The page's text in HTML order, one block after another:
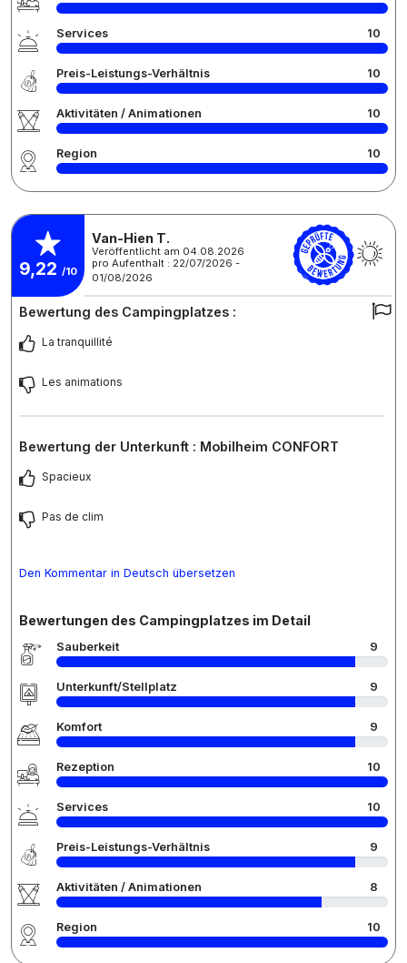
Services 10
Preis-Leistungs-Verhältnis 10
Aktivitäten / Animationen 10
Region 10
9,22 /10
Van-Hien T.
Veröffentlicht am 04.08.2026
pro Aufenthalt : 22/07/2026 -
01/08/2026
Bewertung des Campingplatzes :
La tranquillité
Les animations
Bewertung der Unterkunft : Mobilheim CONFORT
Spacieux
Pas de clim
Den Kommentar in Deutsch übersetzen
Bewertungen des Campingplatzes im Detail
Sauberkeit 9
Unterkunft/Stellplatz 9
Komfort 9
Rezeption 10
Services 10
Preis-Leistungs-Verhältnis 9
Aktivitäten / Animationen 8
Region 10